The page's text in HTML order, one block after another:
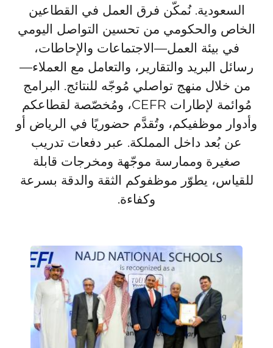
السعودية. نُمكّن فرق العمل في القطاعين
الخاص والحكومي من تحسين التواصل اليومي
في بيئة العمل—الاجتماعات والإحاطات،
رسائل البريد والتقارير، والتعامل مع العملاء—
من خلال منهج تواصلي مُوجّه للنتائج. البرامج
مُوائمة لإطارات CEFR، ومُخصّصة لقطاعكم
وأدوار موظفيكم، وتُقدَّم حضوريًا في الرياض أو
عن بُعد داخل المملكة. عبر دفعات تدريب
صغيرة وممارسة موجّهة ومخرجات قابلة
للقياس، يطوّر موظفوكم الثقة والدقة بسرعة
وكفاءة.